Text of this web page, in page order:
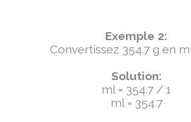
Exemple 2:
Convertissez 354.7 g en
Solution:
ml = 354.7 / 1
ml = 354.7